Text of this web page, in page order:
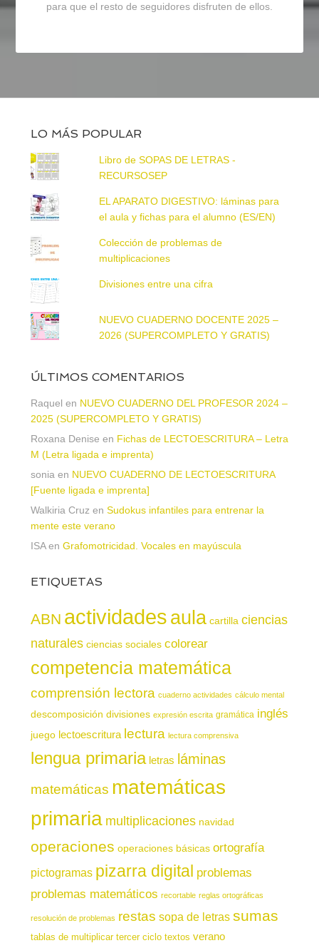
para que el resto de seguidores disfruten de ellos.
LO MÁS POPULAR
Libro de SOPAS DE LETRAS -
RECURSOSEP
EL APARATO DIGESTIVO: láminas para
el aula y fichas para el alumno (ES/EN)
Colección de problemas de
multiplicaciones
Divisiones entre una cifra
NUEVO CUADERNO DOCENTE 2025 –
2026 (SUPERCOMPLETO Y GRATIS)
ÚLTIMOS COMENTARIOS
Raquel en NUEVO CUADERNO DEL PROFESOR 2024 –
2025 (SUPERCOMPLETO Y GRATIS)
Roxana Denise en Fichas de LECTOESCRITURA – Letra
M (Letra ligada e imprenta)
sonia en NUEVO CUADERNO DE LECTOESCRITURA
[Fuente ligada e imprenta]
Walkiria Cruz en Sudokus infantiles para entrenar la
mente este verano
ISAen Grafomotricidad. Vocales en mayúscula
ETIQUETAS
ABN actividadesaula cartilla ciencias
naturales ciencias sociales colorear
competencia matemática
comprensión lectora cuaderno actividades cálculo mental
descomposición divisiones expresión escrita gramática inglés
juego lectoescritura lectura lectura comprensiva
lengua primaria letras láminas
matemáticas matemáticas
primaria multiplicaciones navidad
operaciones operaciones básicas ortografía
pictogramas pizarra digital problemas
problemas matemáticos recortable reglas ortográficas
resolución de problemas restas sopa de letras sumas
tablas de multiplicar tercer ciclo textos verano